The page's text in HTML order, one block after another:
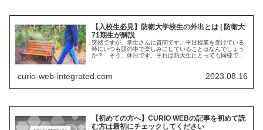
【入校生必見】防衛大学校生の外出とは | 防衛大
71期生が解説
突然ですが、学生さんに質問です。平日授業を受けている
時にいつも頭の中で楽しみにしていることはなんでしょう
か？ そう、休日です。それは防大生にとっても同様で、
curio-web-integrated.com 2023.08.16
【初めての方へ】CURIO WEBの記事を初めて読
む方は最初にチェックしてください